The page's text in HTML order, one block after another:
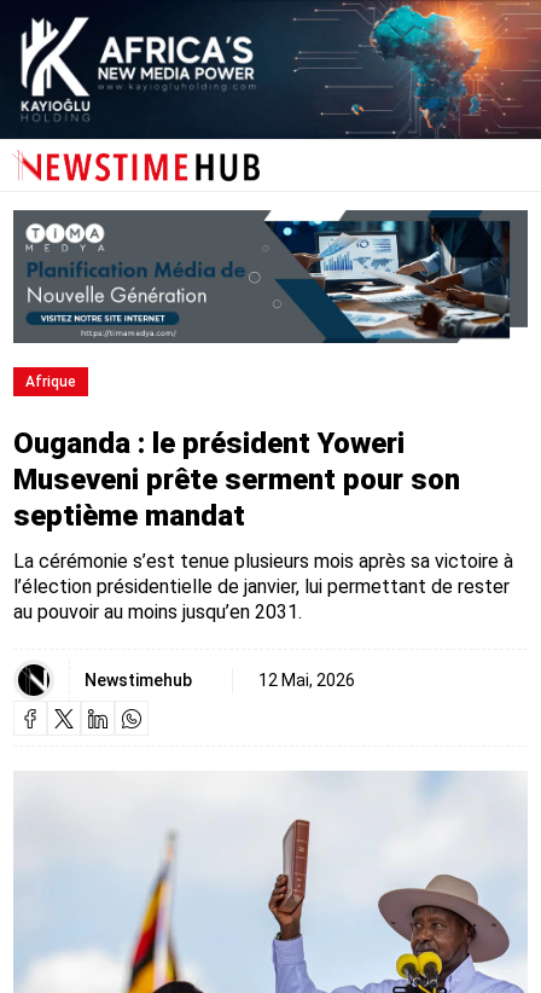
Afrique
Ouganda : le président Yoweri
Museveni prête serment pour son
septième mandat
La cérémonie s’est tenue plusieurs mois après sa victoire à
l’élection présidentielle de janvier, lui permettant de rester
au pouvoir au moins jusqu’en 2031.
Newstimehub 12 Mai, 2026